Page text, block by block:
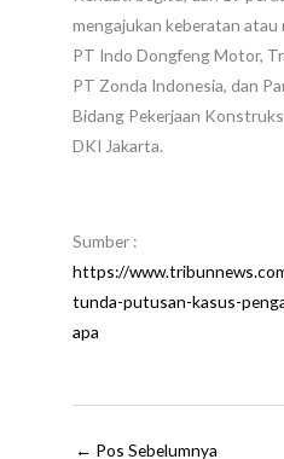
mengajukan keberatan
PT Indo Dongfeng Motor,
PT Zonda Indonesia, dan
Bidang Pekerjaan
DKI Jakarta.
Sumber :
https://
tunda-putusan-kasus-
apa
← Pos Sebelumnya